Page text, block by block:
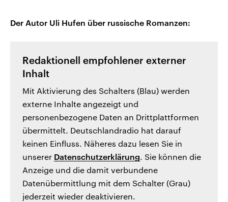
Der Autor Uli Hufen über russische Romanzen:
Redaktionell empfohlener externer
Inhalt
Mit Aktivierung des Schalters (Blau) werden
externe Inhalte angezeigt und
personenbezogene Daten an Drittplattformen
übermittelt. Deutschlandradio hat darauf
keinen Einfluss. Näheres dazu lesen Sie in
unserer Datenschutzerklärung. Sie können die
Anzeige und die damit verbundene
Datenübermittlung mit dem Schalter (Grau)
jederzeit wieder deaktivieren.